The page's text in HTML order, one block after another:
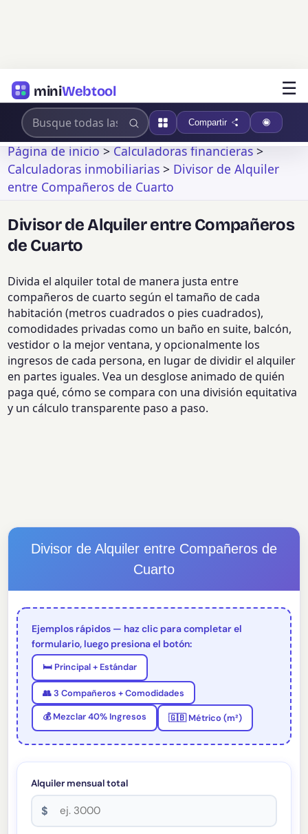
miniWebtool ☰
Compartir
Página de inicio>Calculadoras financieras>
Calculadoras inmobiliarias > Divisor de Alquiler
entre Compañeros de Cuarto
Divisor de Alquiler entre Compañeros
de Cuarto
Divida el alquiler total de manera justa entre
compañeros de cuarto según el tamaño de cada
habitación (metros cuadrados o pies cuadrados),
comodidades privadas como un baño en suite, balcón,
vestidor o la mejor ventana, y opcionalmente los
ingresos de cada persona, en lugar de dividir el alquiler
en partes iguales. Vea un desglose animado de quién
paga qué, cómo se compara con una división equitativa
y un cálculo transparente paso a paso.
Divisor de Alquiler entre Compañeros de
Cuarto
Ejemplos rápidos — haz clic para completar el
formulario, luego presiona el botón:
🛏 Principal + Estándar
👥 3 Compañeros + Comodidades
💰 Mezclar 40% Ingresos 🇬🇧 Métrico (m²)
Alquiler mensual total
$